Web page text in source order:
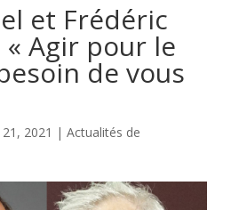
et Frédéric
Agir pour le
de vous
21, 2021 | Actualités de